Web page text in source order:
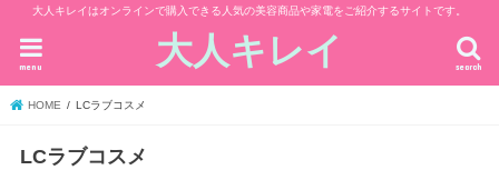
大人キレイはオンラインで購入できる人気の美容商品や家電をご紹介するサイトです。
大人キレイ search
menu
HOME LCラブコスメ
LCラブコスメ